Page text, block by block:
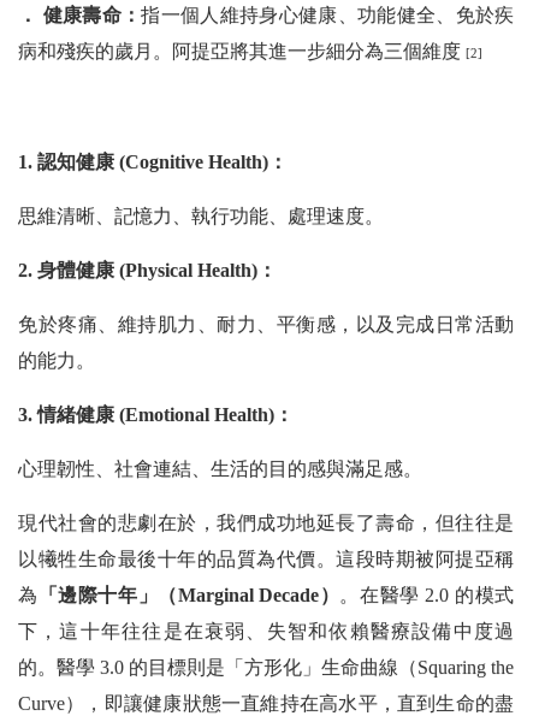
． 健康壽命：指一個人維持身心健康、功能健全、免於疾
病和殘疾的歲月。阿提亞將其進一步細分為三個維度 [2]
1. 認知健康 (Cognitive Health)：
思維清晰、記憶力、執行功能、處理速度。
2. 身體健康 (Physical Health)：
免於疼痛、維持肌力、耐力、平衡感，以及完成日常活動
的能力。
3. 情緒健康 (Emotional Health)：
心理韌性、社會連結、生活的目的感與滿足感。
現代社會的悲劇在於，我們成功地延長了壽命，但往往是
以犧牲生命最後十年的品質為代價。這段時期被阿提亞稱
為 「邊際十年」（Marginal Decade） 。在醫學 2.0 的模式
下，這十年往往是在衰弱、失智和依賴醫療設備中度過
的。醫學 3.0 的目標則是「方形化」生命曲線（Squaring the
Curve），即讓健康狀態一直維持在高水平，直到生命的盡